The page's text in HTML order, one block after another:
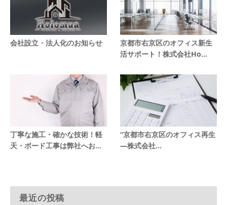
会社設立・法人化のお知らせ
京都市右京区のオフィス新生
活サポート！株式会社Ho...
丁寧な施工・確かな技術！軽
天・ボード工事は弊社へお...
“京都市右京区のオフィス再生
―株式会社...
最近の投稿